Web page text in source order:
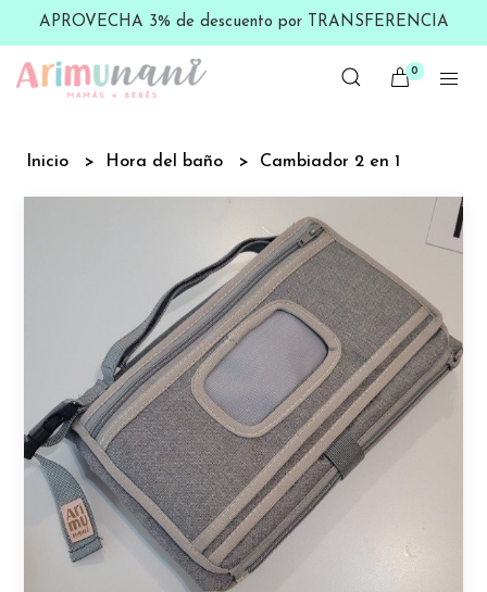
APROVECHA 3% de descuento por TRANSFERENCIA
0
Inicio Hora del baño Cambiador 2 en 1